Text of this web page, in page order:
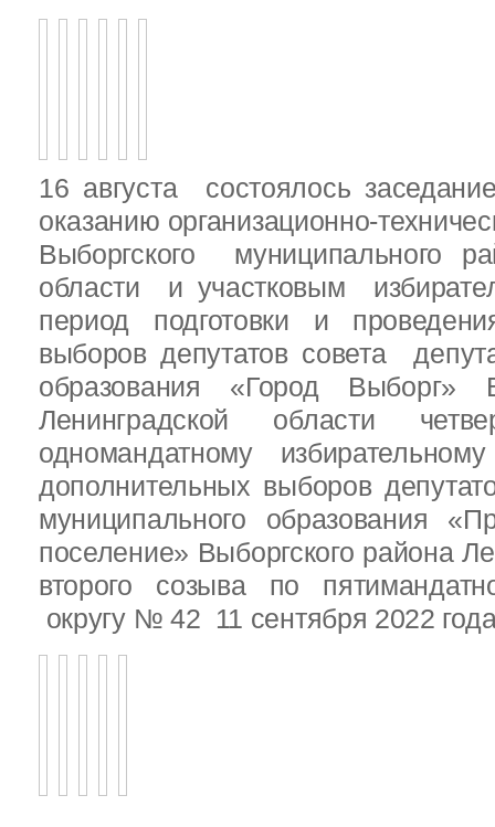
16 августа состоялось
оказанию организационно-
Выборгского муниципального
области и участковым
период подготовки и
выборов депутатов совета
образования «Город Выборг»
Ленинградской области
одномандатному
дополнительных выборов
муниципального образования
поселение» Выборгского района
второго созыва по
округу № 42 11 сентября 2022